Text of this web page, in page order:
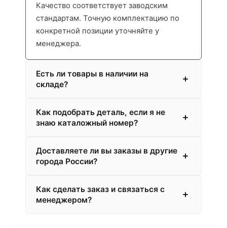
Качество соответствует заводским
стандартам. Точную комплектацию по
конкретной позиции уточняйте у
менеджера.
Есть ли товары в наличии на
складе?
Как подобрать деталь, если я не
знаю каталожный номер?
Доставляете ли вы заказы в другие
города России?
Как сделать заказ и связаться с
менеджером?